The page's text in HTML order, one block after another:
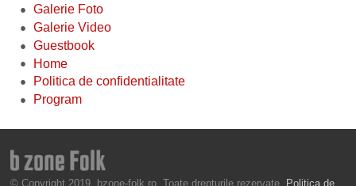
Galerie Foto
Galerie Video
Guestbook
Home
Politica de confidentialitate
Program
© Copyright 2019, bzone-folk.ro. Toate drepturile rezervate. Politica de